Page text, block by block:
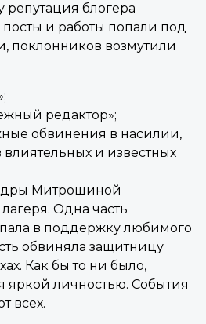
репутация блогера
и работы попали под
поклонников возмутили
редактор»;
обвинения в насилии,
и известных
Митрошиной
Одна часть
в поддержку любимого
обвиняла защитницу
Как бы то ни было,
яркой личностью. События
всех.